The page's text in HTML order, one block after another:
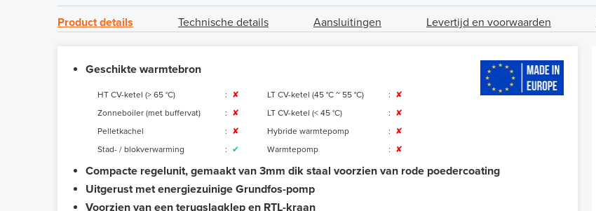
Product details Technische details Aansluitingen Levertijd en voorwaarden
Geschikte warmtebron
HT CV-ketel (> 65 °C) : ✘ LT CV-ketel (45 °C ~ 55 °C) :
✘
Zonneboiler (met buffervat)
: ✘ LT CV-ketel (< 45 °C) :
✘
Pelletkachel
: ✘ Hybride warmtepomp :
✘
Stad- / blokverwarming
: ✔ Warmtepomp : ✘
Compacte regelunit, gemaakt van 3mm dik staal voorzien van rode poedercoating
Uitgerust met energiezuinige Grundfos-pomp
Voorzien van een terugslagklep en RTL-kraan